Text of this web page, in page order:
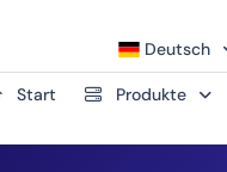
Deutsch
Start Produkte